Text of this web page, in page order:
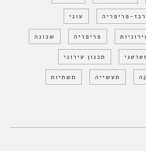
פריפריה עוני
פריפריה שכונה
תכנון עירוני
תעשייה תשתיות